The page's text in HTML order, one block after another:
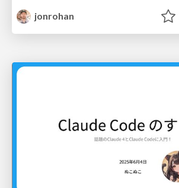
jonrohan